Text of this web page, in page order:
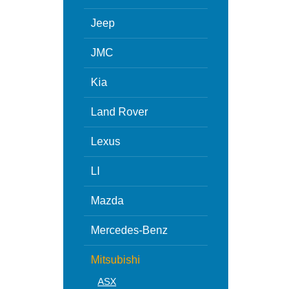
Jeep
JMC
Kia
Land Rover
Lexus
LI
Mazda
Mercedes-Benz
Mitsubishi
ASX